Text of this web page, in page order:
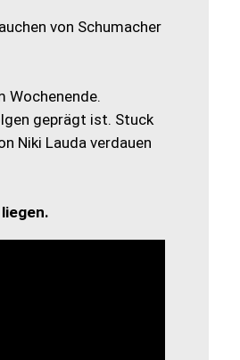
von Schumacher
Wochenende.
geprägt ist. Stuck
Niki Lauda verdauen